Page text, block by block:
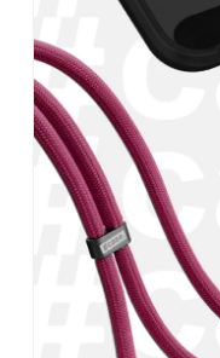
Név
E-mail